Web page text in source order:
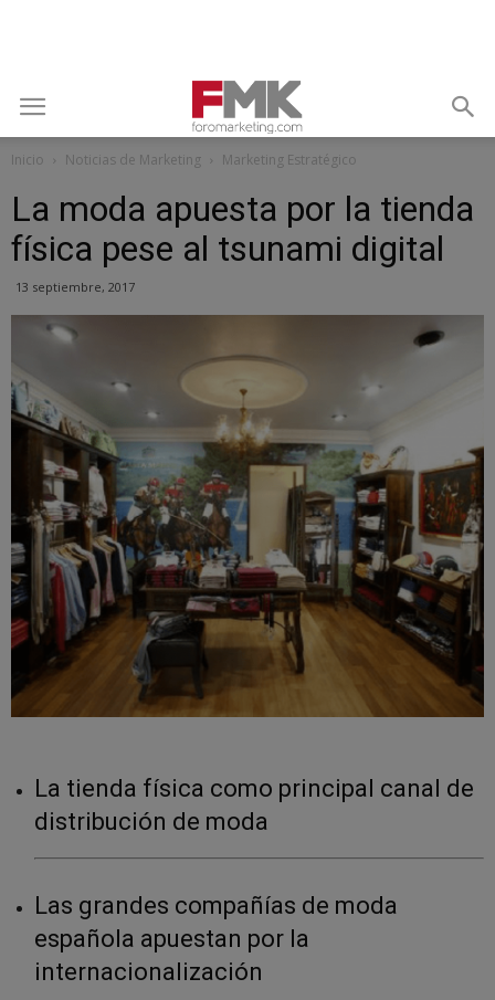
Inicio Noticias de Marketing Marketing Estratégico
La moda apuesta por la tienda
física pese al tsunami digital
13 septiembre, 2017
La tienda física como principal canal de
distribución de moda
Las grandes compañías de moda
española apuestan por la
internacionalización